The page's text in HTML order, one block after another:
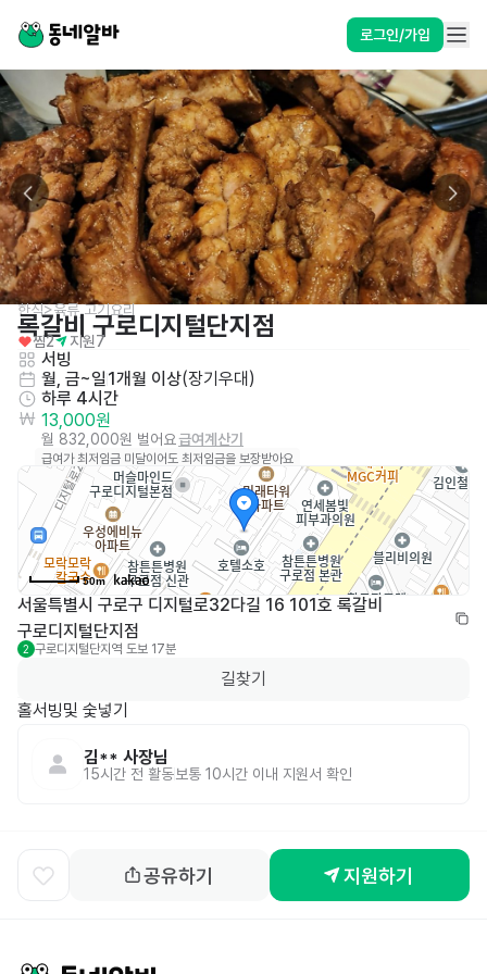
로그인/가입
한식>육류,고기요리
록갈비 구로디지털단지점
찜2 지원7
서빙
월, 금~일1개월 이상(장기우대 )
하루 4시간
13,000원
월 832,000원 벌어요급여계산기
급여가 최저임금 미달이어도 최저임금을 보장받아요
50m
서울특별시 구로구 디지털로32다길 16 101호 록갈비
구로디지털단지점
2 구로디지털단지역 도보 17분
길찾기
홀서빙및 숯넣기
김** 사장님
15시간 전 활동보통 10시간 이내 지원서 확인
공유하기 지원하기